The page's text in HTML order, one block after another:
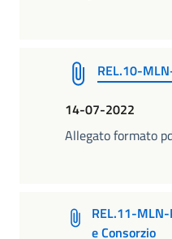
REL.10-
14-07-2022
Allegato formato
REL.11-
e Consorzio